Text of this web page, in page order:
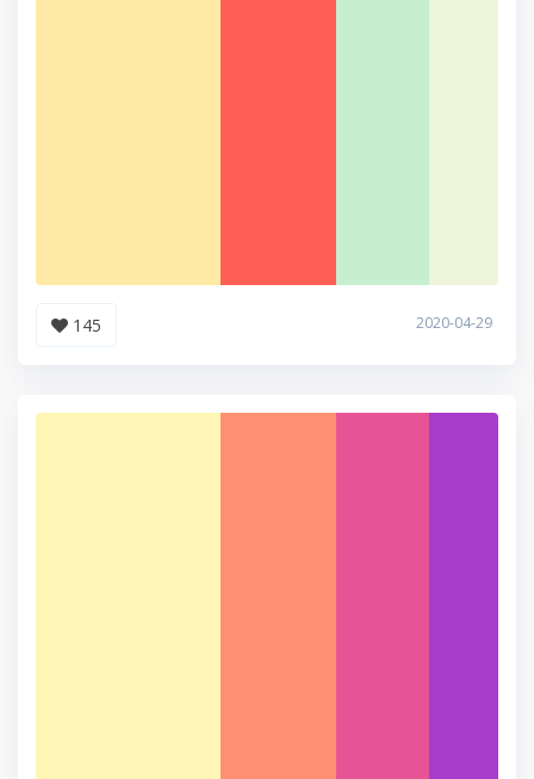
145 2020-04-29